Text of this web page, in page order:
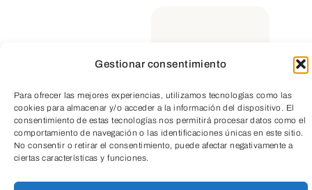
Gestionar consentimiento
Para ofrecer las mejores experiencias, utilizamos tecnologías como las
cookies para almacenar y/o acceder a la información del dispositivo. El
consentimiento de estas tecnologías nos permitirá procesar datos como el
comportamiento de navegación o las identificaciones únicas en este sitio.
No consentir o retirar el consentimiento, puede afectar negativamente a
ciertas características y funciones.
TeleEntradas
Cuando envíes estarás aceptando losusos y
condiciones